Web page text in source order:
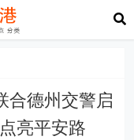
合德州交警启
亮平安路